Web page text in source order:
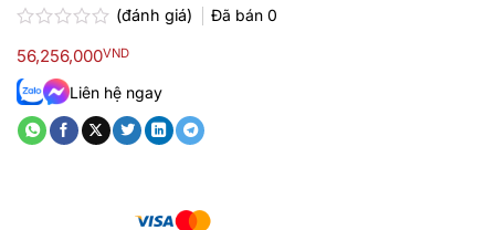
xếp
hạng
0.0
5
sao
(đánh giá) Đã bán 0
56,256,000VND
Liên hệ ngay